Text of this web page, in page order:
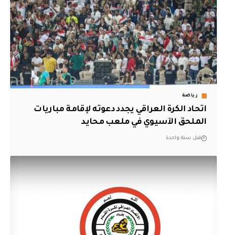
رياضة
اتحاد الكرة العراقي يجدد دعوته لإقامة مباريات
الملحق الآسيوي في ملعب محايد
قبل سنة واحدة